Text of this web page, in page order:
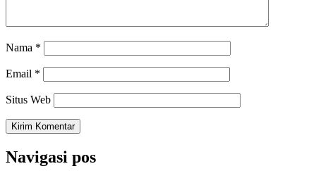
Nama *
Email *
Situs Web
Navigasi pos